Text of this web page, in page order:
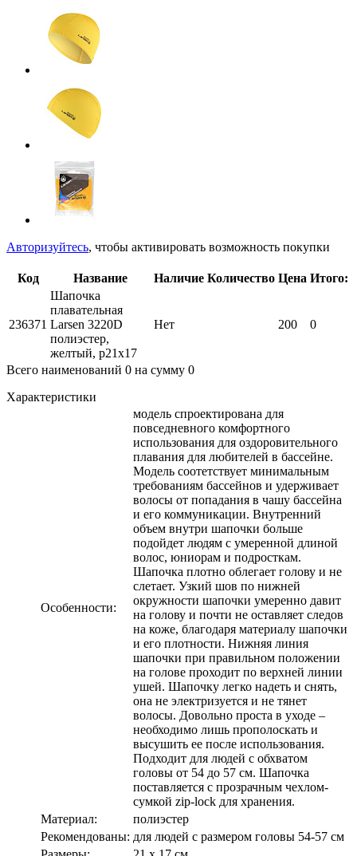
Авторизуйтесь, чтобы активировать возможность покупки
Код Название Наличие Количество Цена Итого:
236371
Шапочка
плавательная
Larsen 3220D
полиэстер,
желтый, р21х17
Нет 200 0
Всего наименований 0 на сумму 0
Характеристики
Особенности:
модель спроектирована для
повседневного комфортного
использования для оздоровительного
плавания для любителей в бассейне.
Модель соотетствует минимальным
требованиям бассейнов и удерживает
волосы от попадания в чашу бассейна
и его коммуникации. Внутренний
объем внутри шапочки больше
подойдет людям с умеренной длиной
волос, юниорам и подросткам.
Шапочка плотно облегает голову и не
слетает. Узкий шов по нижней
окружности шапочки умеренно давит
на голову и почти не оставляет следов
на коже, благодаря материалу шапочки
и его плотности. Нижняя линия
шапочки при правильном положении
на голове проходит по верхней линии
ушей. Шапочку легко надеть и снять,
она не электризуется и не тянет
волосы. Довольно проста в уходе –
необходимо лишь прополоскать и
высушить ее после использования.
Подходит для людей с обхватом
головы от 54 до 57 см. Шапочка
поставляется с прозрачным чехлом-
сумкой zip-lock для хранения.
Материал:
полиэстер
Рекомендованы: для людей с размером головы 54-57 см